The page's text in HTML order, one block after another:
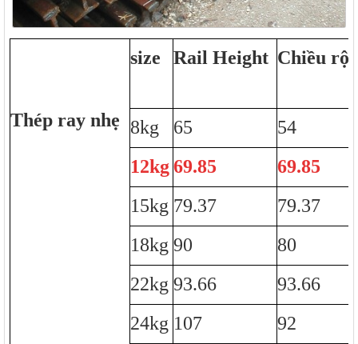
Thép ray nhẹ
size Rail Height Chiều
8kg 65
54
12kg69.85
69.85
15kg 79.37
79.37
18kg 90
80
22kg 93.66
93.66
24kg 107
92